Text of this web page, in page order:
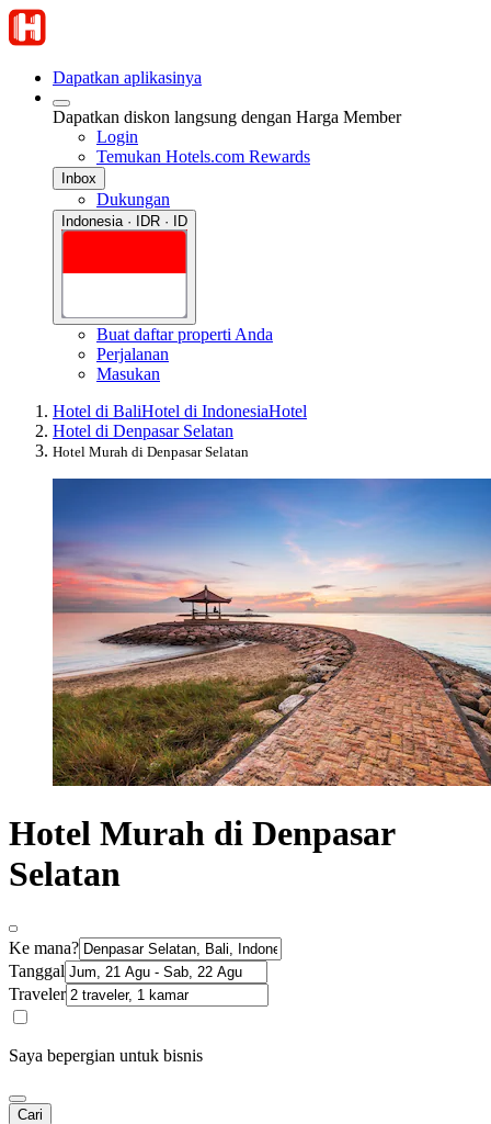
Dapatkan aplikasinya
Dapatkan diskon langsung dengan Harga Member
Login
Temukan Hotels.com Rewards
Inbox
Dukungan
Indonesia · IDR · ID
Buat daftar properti Anda
Perjalanan
Masukan
Hotel di BaliHotel di IndonesiaHotel
Hotel di Denpasar Selatan
Hotel Murah di Denpasar Selatan
Hotel Murah di Denpasar
Selatan
Ke mana?
Tanggal
Traveler
Saya bepergian untuk bisnis
Cari